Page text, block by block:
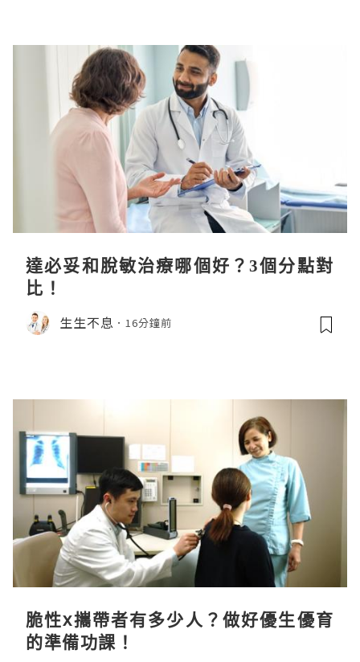
達必妥和脫敏治療哪個好？3個分點對
比！
生生不息 16分鐘前
脆性x攜帶者有多少人？做好優生優育
的準備功課！